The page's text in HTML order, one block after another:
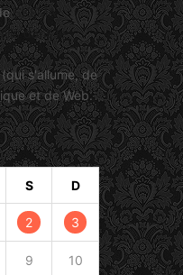
SKEMA
dans le
s'allume, de
et de Web.
S D
2 3
9 10